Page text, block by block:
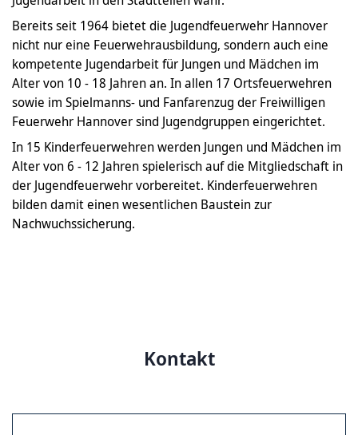
Bereits seit 1964 bietet die Jugendfeuerwehr Hannover
nicht nur eine Feuerwehrausbildung, sondern auch eine
kompetente Jugendarbeit für Jungen und Mädchen im
Alter von 10 - 18 Jahren an. In allen 17 Ortsfeuerwehren
sowie im Spielmanns- und Fanfarenzug der Freiwilligen
Feuerwehr Hannover sind Jugendgruppen eingerichtet.
In 15 Kinderfeuerwehren werden Jungen und Mädchen im
Alter von 6 - 12 Jahren spielerisch auf die Mitgliedschaft in
der Jugendfeuerwehr vorbereitet. Kinderfeuerwehren
bilden damit einen wesentlichen Baustein zur
Nachwuchssicherung.
Kontakt